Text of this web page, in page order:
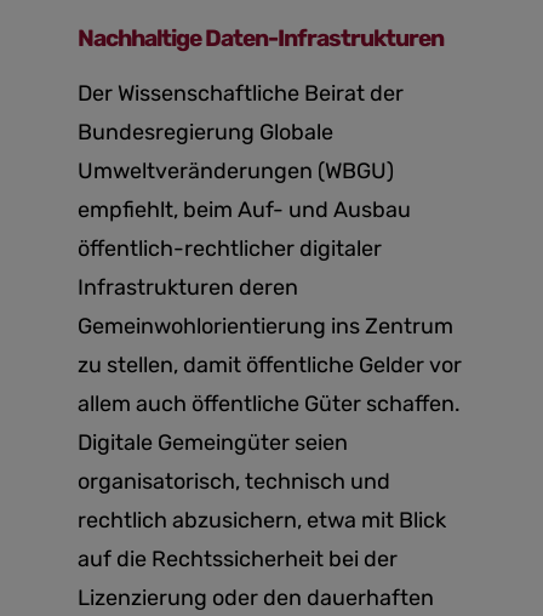
Nachhaltige Daten-Infrastrukturen
Der Wissenschaftliche Beirat der
Bundesregierung Globale
Umweltveränderungen (WBGU)
empfiehlt, beim Auf- und Ausbau
öffentlich-rechtlicher digitaler
Infrastrukturen deren
Gemeinwohlorientierung ins Zentrum
zu stellen, damit öffentliche Gelder vor
allem auch öffentliche Güter schaffen.
Digitale Gemeingüter seien
organisatorisch, technisch und
rechtlich abzusichern, etwa mit Blick
auf die Rechtssicherheit bei der
Lizenzierung oder den dauerhaften